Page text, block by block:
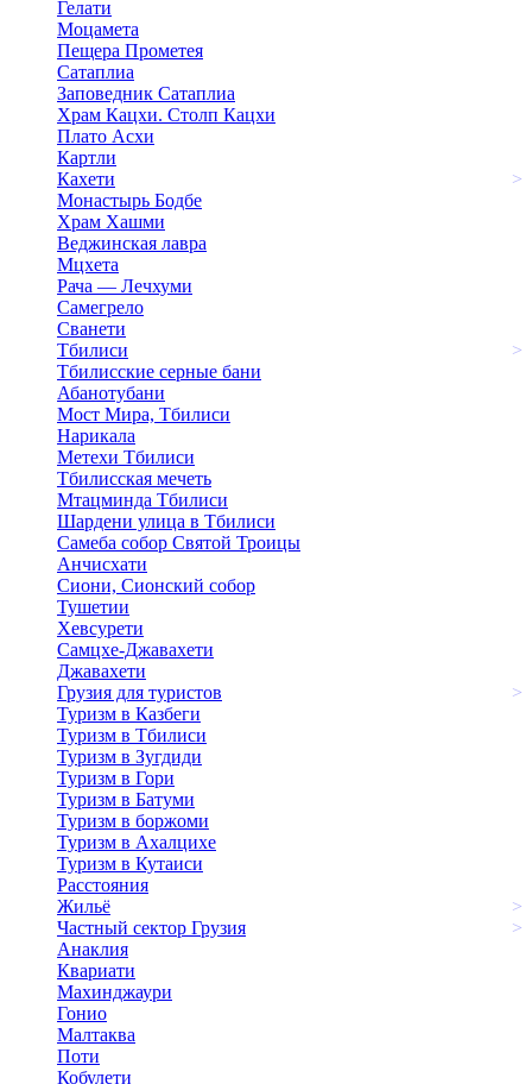
Гелати
Моцамета
Пещера Прометея
Сатаплиа
Заповедник Сатаплиа
Храм Кацхи. Столп Кацхи
Плато Асхи
Картли
Кахети
>
Монастырь Бодбе
Храм Хашми
Веджинская лавра
Мцхета
Рача — Лечхуми
Самегрело
Сванети
Тбилиси
>
Тбилисские серные бани
Абанотубани
Мост Мира, Тбилиси
Нарикала
Метехи Тбилиси
Тбилисская мечеть
Мтацминда Тбилиси
Шардени улица в Тбилиси
Самеба собор Святой Троицы
Анчисхати
Сиони, Сионский собор
Тушетии
Хевсурети
Самцхе-Джавахети
Джавахети
Грузия для туристов
>
Туризм в Казбеги
Туризм в Тбилиси
Туризм в Зугдиди
Туризм в Гори
Туризм в Батуми
Туризм в боржоми
Туризм в Ахалцихе
Туризм в Кутаиси
Расстояния
Жильё
>
Частный сектор Грузия
>
Анаклия
Квариати
Махинджаури
Гонио
Малтаква
Поти
Кобулети